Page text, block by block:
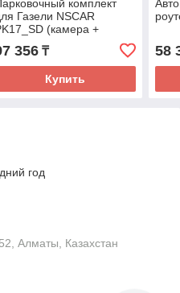
комплект
Газели NSCAR
(камера +
монитор 7'') с функцией
356₸
Купить
58
год
Алматы, Казахстан